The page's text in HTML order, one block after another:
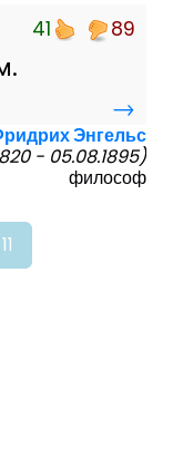
41 89
→
Энгельс
- 05.08.1895)
философ
11